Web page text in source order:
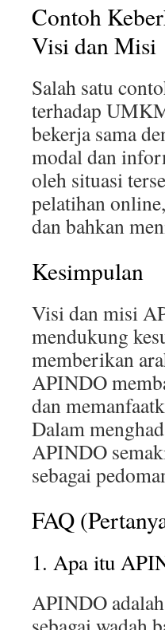
Contoh
Visi dan Misi
Salah satu
terhadap
bekerja sama
modal dan
oleh situasi
pelatihan
dan bahkan
Kesimpulan
Visi dan misi
mendukung
memberikan
APINDO
dan
Dalam
APINDO
sebagai
FAQ
1. Apa itu
APINDO